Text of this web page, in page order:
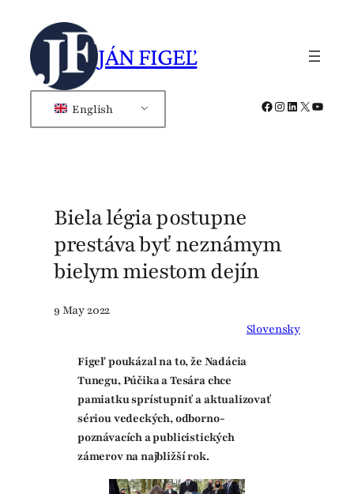
content
JÁN FIGEĽ
English Facebook
Instagram
LinkedIn
X
Biela légia postupne
prestáva byť neznámym
bielym miestom dejín
9 May 2022
Slovensky
Figeľ poukázal na to, že Nadácia
Tunegu, Púčika a Tesára chce
pamiatku sprístupniť a aktualizovať
sériou vedeckých, odborno-
poznávacích a publicistických
zámerov na najbližší rok.